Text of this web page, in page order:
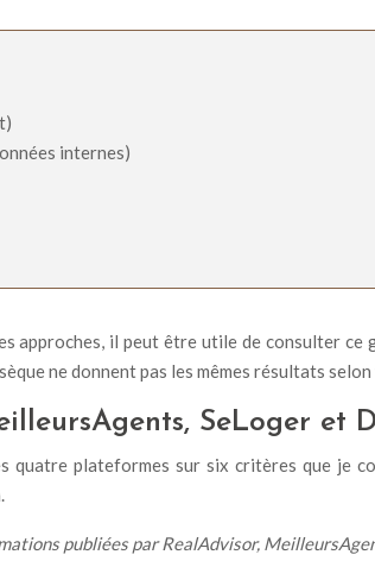
internes)
approches, il peut être utile de consulter ce
ne donnent pas les mêmes résultats
SeLoger et
plateformes sur six critères que je
publiées par RealAdvisor,